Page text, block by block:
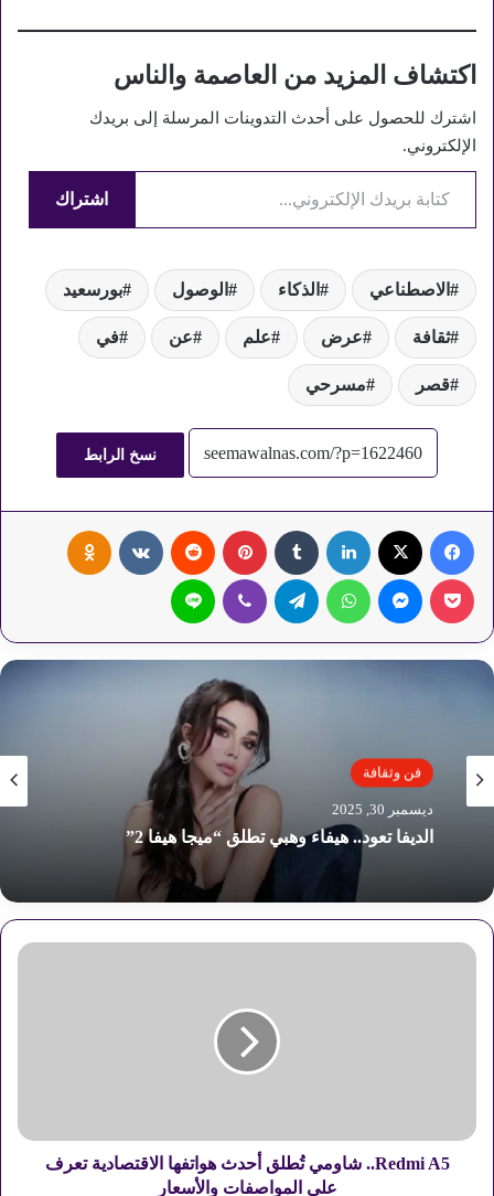
أيام، بعدها تم عرضها على
لليلة…
اكتشاف المزيد من العاصمة والناس
اشترك للحصول على أحدث التدوينات المرسلة إلى بريدك
الإلكتروني.
كتابة بريدك الإلكتروني...
اشتراك
الاصطناعي الذكاء الوصول بورسعيد
ثقافة عرض علم عن في
قصر مسرحي
نسخ الرابط
فن وثقافة
ديسمبر 30, 2025
الديفا تعود.. هيفاء وهبي تطلق “ميجا هيفا 2”
R
Redmi A5.. شاومي تُطلق أحدث هواتفها الاقتصادية تعرف
على المواصفات والأسعار